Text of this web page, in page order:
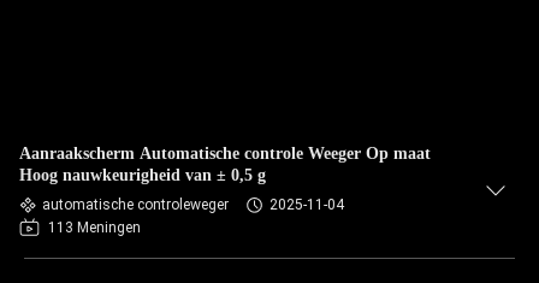
Aanraakscherm Automatische controle Weeger Op maat
Hoog nauwkeurigheid van ± 0,5 g
automatische controleweger
2025-11-04
113 Meningen